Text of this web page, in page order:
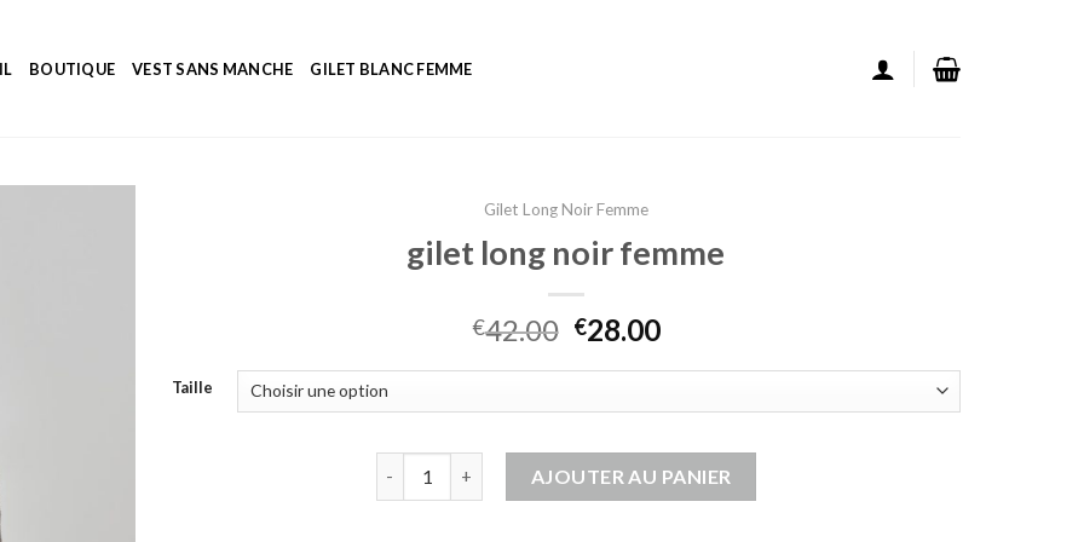
BOUTIQUE VEST SANS MANCHE GILET BLANC FEMME
Gilet Long Noir Femme
gilet long noir femme
€42.00 €28.00
Taille
AJOUTER AU PANIER